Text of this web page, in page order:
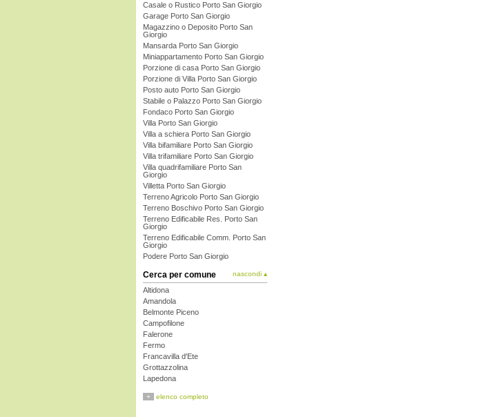
Casale o Rustico Porto San Giorgio
Garage Porto San Giorgio
Magazzino o Deposito Porto San
Giorgio
Mansarda Porto San Giorgio
Miniappartamento Porto San Giorgio
Porzione di casa Porto San Giorgio
Porzione di Villa Porto San Giorgio
Posto auto Porto San Giorgio
Stabile o Palazzo Porto San Giorgio
Fondaco Porto San Giorgio
Villa Porto San Giorgio
Villa a schiera Porto San Giorgio
Villa bifamiliare Porto San Giorgio
Villa trifamiliare Porto San Giorgio
Villa quadrifamiliare Porto San
Giorgio
Villetta Porto San Giorgio
Terreno Agricolo Porto San Giorgio
Terreno Boschivo Porto San Giorgio
Terreno Edificabile Res. Porto San
Giorgio
Terreno Edificabile Comm. Porto San
Giorgio
Podere Porto San Giorgio
Cerca per comune nascondi ▴
Altidona
Amandola
Belmonte Piceno
Campofilone
Falerone
Fermo
Francavilla d'Ete
Grottazzolina
Lapedona
Massa Fermana
+ elenco completo